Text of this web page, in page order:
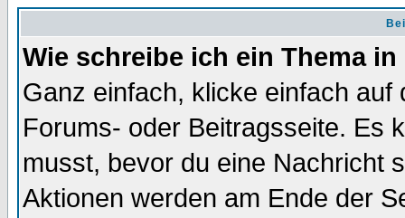
Wie schreibe ich ein Thema
Ganz einfach, klicke einfach
Forums- oder Beitragsseite. Es
musst, bevor du eine Nachricht
Aktionen werden am Ende der